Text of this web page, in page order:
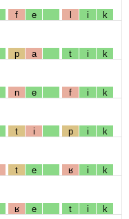
f e l i k
p a t i k
n e f i k
t i p i k
t e ʁ i k
ʁ e t i k